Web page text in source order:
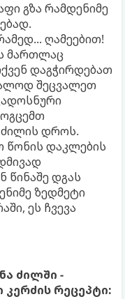
გზა რამდენიმე
ღამეებით!
მართლაც
დაგჭირდებათ
შეცვალეთ
დროს.
წონის დაკლების
წინაშე დგას
ზედმეტი
ეს ჩვევა
ძილში -
რეცეპტი: